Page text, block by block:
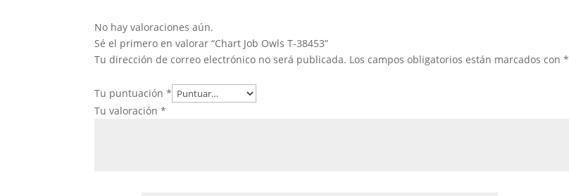
No hay valoraciones aún.
Sé el primero en valorar “Chart Job Owls T-38453”
Tu dirección de correo electrónico no será publicada. Los campos obligatorios están marcados con*
Tu puntuación*
Tu valoración*